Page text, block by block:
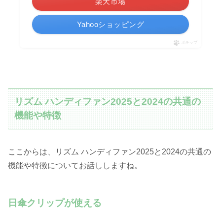
Yahooショッピング
ポチップ
リズム ハンディファン2025と2024の共通の
機能や特徴
ここからは、リズム ハンディファン2025と2024の共通の
機能や特徴についてお話ししますね。
日傘クリップが使える